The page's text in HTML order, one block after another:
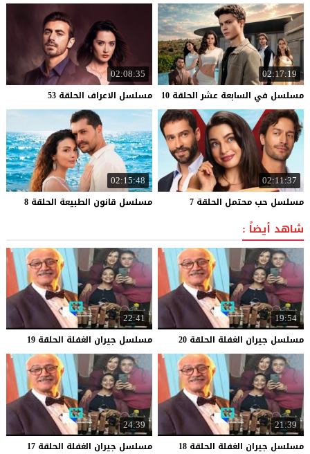
02:17:19
مسلسل في السابعة عشر الحلقة 10
02:08:35
مسلسل الاعراف الحلقة 53
02:11:37
مسلسل حب محتمل الحلقة 7
02:15:48
مسلسل قانون الطبيعة الحلقة 8
شاهد أيضاً :
19:54
مسلسل جيران الغفلة الحلقة 20
22:41
مسلسل جيران الغفلة الحلقة 19
21:39
مسلسل جيران الغفلة الحلقة 18
24:39
مسلسل جيران الغفلة الحلقة 17